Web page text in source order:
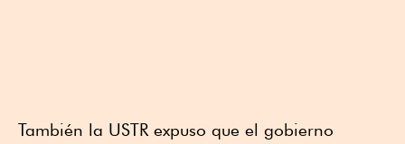
También la USTR expuso que el gobierno